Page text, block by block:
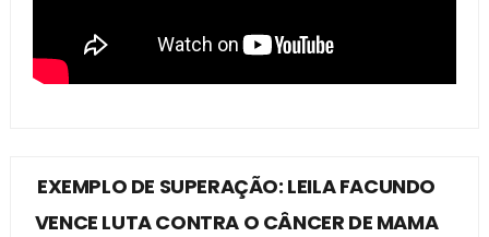
EXEMPLO DE SUPERAÇÃO: LEILA FACUNDO
VENCE LUTA CONTRA O CÂNCER DE MAMA